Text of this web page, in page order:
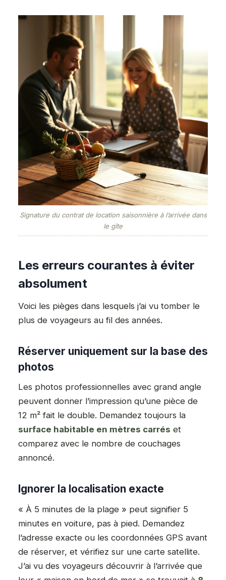
Signature du contrat de location saisonnière à l’arrivée dans
le gîte
Les erreurs courantes à éviter
absolument
Voici les pièges dans lesquels j’ai vu tomber le
plus de voyageurs au fil des années.
Réserver uniquement sur la base des
photos
Les photos professionnelles avec grand angle
peuvent donner l’impression qu’une pièce de
12 m² fait le double. Demandez toujours la
surface habitable en mètres carrés et
comparez avec le nombre de couchages
annoncé.
Ignorer la localisation exacte
« À 5 minutes de la plage » peut signifier 5
minutes en voiture, pas à pied. Demandez
l’adresse exacte ou les coordonnées GPS avant
de réserver, et vérifiez sur une carte satellite.
J’ai vu des voyageurs découvrir à l’arrivée que